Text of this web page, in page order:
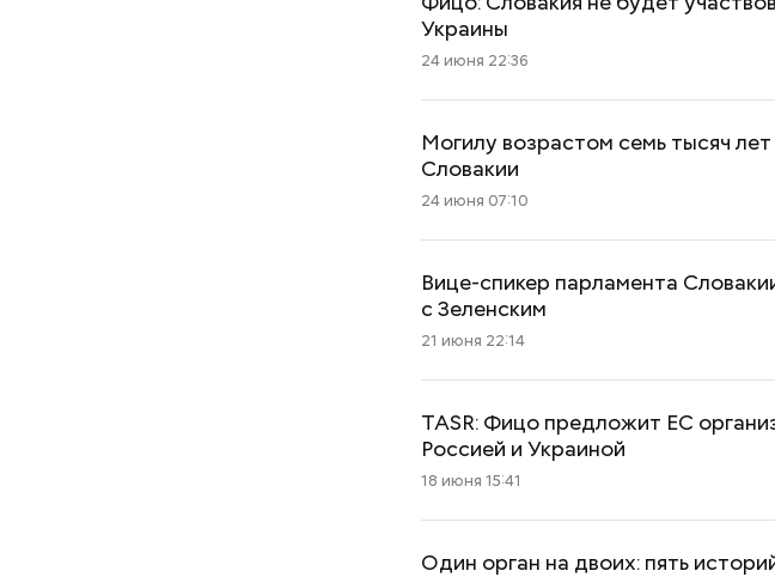
Украины
24 июня 22:36
Могилу возрастом семь тысяч
Словакии
24 июня 07:10
Вице-спикер парламента
с Зеленским
21 июня 22:14
TASR: Фицо предложит ЕС
Россией и Украиной
18 июня 15:41
Один орган на двоих: пять
«Поколение соло»:
за желанием
с фокусом «на себя»